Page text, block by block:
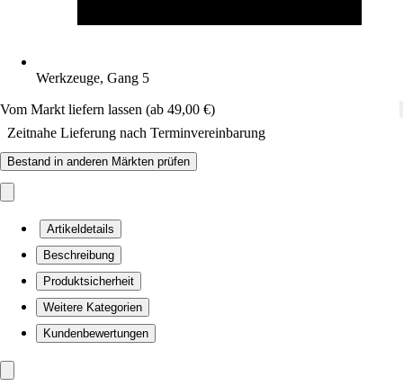
Werkzeuge, Gang 5
Vom Markt liefern lassen (ab 49,00 €)
Zeitnahe Lieferung nach Terminvereinbarung
Bestand in anderen Märkten prüfen
Artikeldetails
Beschreibung
Produktsicherheit
Weitere Kategorien
Kundenbewertungen